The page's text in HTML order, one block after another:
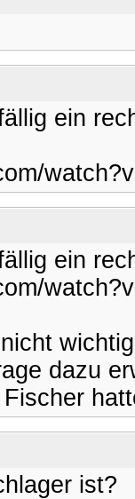
ein
ein
dazu
ist?